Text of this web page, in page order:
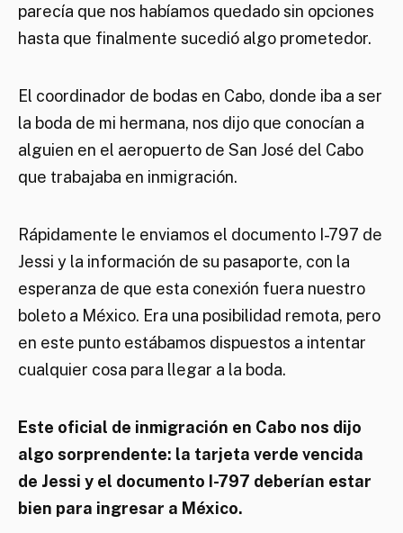
parecía que nos habíamos quedado sin opciones
hasta que finalmente sucedió algo prometedor.
El coordinador de bodas en Cabo, donde iba a ser
la boda de mi hermana, nos dijo que conocían a
alguien en el aeropuerto de San José del Cabo
que trabajaba en inmigración.
Rápidamente le enviamos el documento I-797 de
Jessi y la información de su pasaporte, con la
esperanza de que esta conexión fuera nuestro
boleto a México. Era una posibilidad remota, pero
en este punto estábamos dispuestos a intentar
cualquier cosa para llegar a la boda.
Este oficial de inmigración en Cabo nos dijo
algo sorprendente: la tarjeta verde vencida
de Jessi y el documento I-797 deberían estar
bien para ingresar a México.